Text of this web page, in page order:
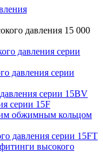
давления 15 000
давления серии
давления серии
серии 15BV
серии 15F
обжимным кольцом
давления серии 15FT
высокого